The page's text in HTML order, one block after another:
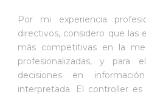
Por mi experiencia
directivos, considero que las
más competitivas en la
profesionalizadas, y para
decisiones en
interpretada. El controller